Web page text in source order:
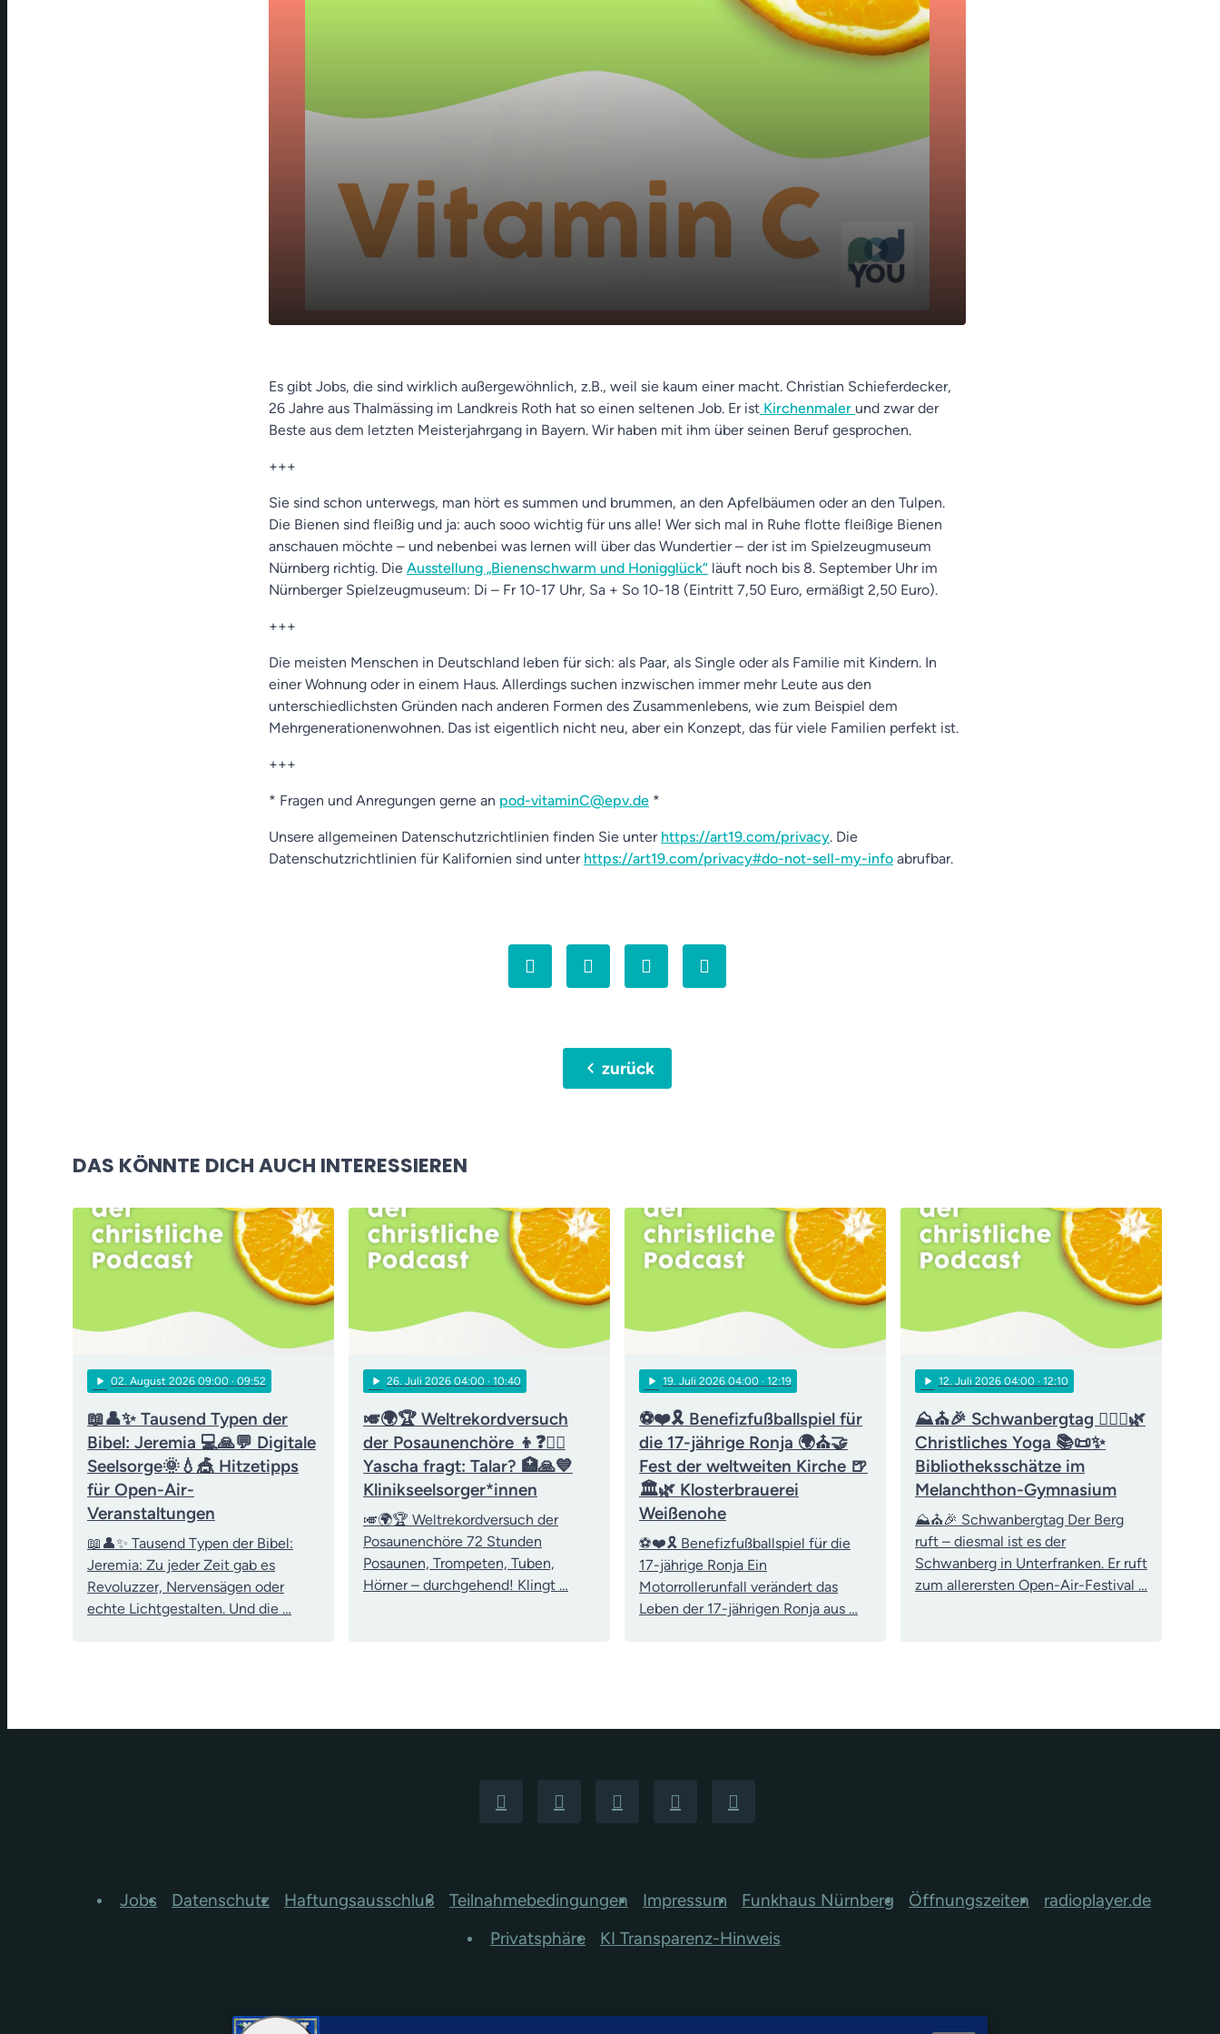
play_arrow
🐝 im Nürnberger Spielzeugmuseum
Es gibt Jobs, die sind wirklich außergewöhnlich, z.B., weil sie kaum einer macht. Christian Schieferdecker,
26 Jahre aus Thalmässing im Landkreis Roth hat so einen seltenen Job. Er ist Kirchenmaler und zwar der
Beste aus dem letzten Meisterjahrgang in Bayern. Wir haben mit ihm über seinen Beruf gesprochen.
+++
Sie sind schon unterwegs, man hört es summen und brummen, an den Apfelbäumen oder an den Tulpen.
Die Bienen sind fleißig und ja: auch sooo wichtig für uns alle! Wer sich mal in Ruhe flotte fleißige Bienen
anschauen möchte – und nebenbei was lernen will über das Wundertier – der ist im Spielzeugmuseum
Nürnberg richtig. Die Ausstellung „Bienenschwarm und Honigglück“ läuft noch bis 8. September Uhr im
Nürnberger Spielzeugmuseum: Di – Fr 10-17 Uhr, Sa + So 10-18 (Eintritt 7,50 Euro, ermäßigt 2,50 Euro).
+++
Die meisten Menschen in Deutschland leben für sich: als Paar, als Single oder als Familie mit Kindern. In
einer Wohnung oder in einem Haus. Allerdings suchen inzwischen immer mehr Leute aus den
unterschiedlichsten Gründen nach anderen Formen des Zusammenlebens, wie zum Beispiel dem
Mehrgenerationenwohnen. Das ist eigentlich nicht neu, aber ein Konzept, das für viele Familien perfekt ist.
+++
* Fragen und Anregungen gerne an pod-vitaminC@epv.de *
Unsere allgemeinen Datenschutzrichtlinien finden Sie unter https://art19.com/privacy. Die
Datenschutzrichtlinien für Kalifornien sind unter https://art19.com/privacy#do-not-sell-my-info abrufbar.
chevron_leftzurück
DAS KÖNNTE DICH AUCH INTERESSIEREN
play_arrow 02 . August 2026 09:00 · 09:52
📖👤✨ Tausend Typen der
Bibel: Jeremia 💻🙏💬 Digitale
Seelsorge🌞💧🎪 Hitzetipps
für Open-Air-
Veranstaltungen
📖👤✨ Tausend Typen der Bibel:
Jeremia: Zu jeder Zeit gab es
Revoluzzer, Nervensägen oder
echte Lichtgestalten. Und die …
play_arrow 26 . Juli 2026 04:00 · 10:40
🎺🌍🏆 Weltrekordversuch
der Posaunenchöre 👦❓👨‍⚖️
Yascha fragt: Talar? 🏥🙏💙
Klinikseelsorger*innen
🎺🌍🏆 Weltrekordversuch der
Posaunenchöre 72 Stunden
Posaunen, Trompeten, Tuben,
Hörner – durchgehend! Klingt …
play_arrow 19 . Juli 2026 04:00 · 12:19
⚽❤️🎗️ Benefizfußballspiel für
die 17-jährige Ronja 🌍⛪🤝
Fest der weltweiten Kirche 🍺
🏛️🌿 Klosterbrauerei
Weißenohe
⚽❤️🎗️ Benefizfußballspiel für die
17-jährige Ronja Ein
Motorrollerunfall verändert das
Leben der 17-jährigen Ronja aus …
play_arrow 12 . Juli 2026 04:00 · 12:10
⛰️⛪🎉 Schwanbergtag 🧘‍♀️✝️🌿
Christliches Yoga 📚📜✨
Bibliotheksschätze im
Melanchthon-Gymnasium
⛰️⛪🎉 Schwanbergtag Der Berg
ruft – diesmal ist es der
Schwanberg in Unterfranken. Er ruft
zum allerersten Open-Air-Festival …
Jobs Datenschutz Haftungsausschluß Teilnahmebedingungen Impressum Funkhaus Nürnberg Öffnungszeiten
radioplayer.de
Privatsphäre
KI Transparenz-Hinweis